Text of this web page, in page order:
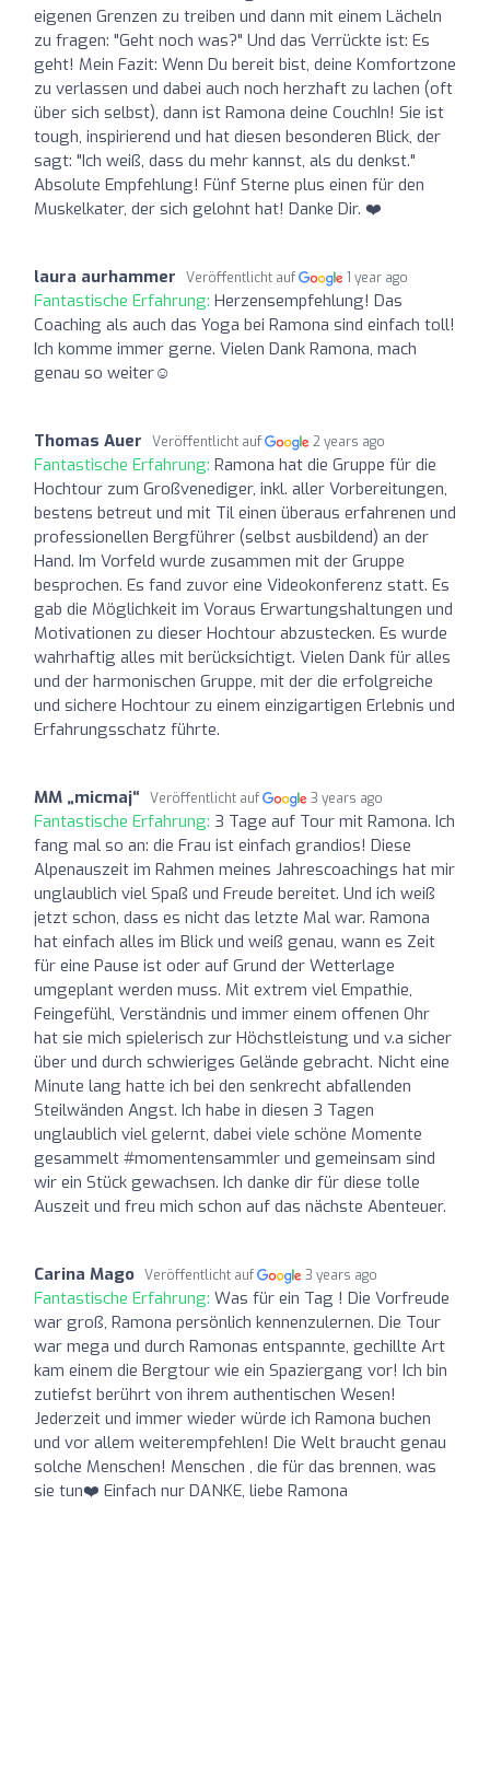
eigenen Grenzen zu treiben und dann mit einem Lächeln
zu fragen: "Geht noch was?" Und das Verrückte ist: Es
geht! Mein Fazit: Wenn Du bereit bist, deine Komfortzone
zu verlassen und dabei auch noch herzhaft zu lachen (oft
über sich selbst), dann ist Ramona deine CouchIn! Sie ist
tough, inspirierend und hat diesen besonderen Blick, der
sagt: "Ich weiß, dass du mehr kannst, als du denkst."
Absolute Empfehlung! Fünf Sterne plus einen für den
Muskelkater, der sich gelohnt hat! Danke Dir. ❤️
laura aurhammer Veröffentlicht auf 1 year ago
Fantastische Erfahrung: Herzensempfehlung! Das
Coaching als auch das Yoga bei Ramona sind einfach toll!
Ich komme immer gerne. Vielen Dank Ramona, mach
genau so weiter☺️
Thomas Auer Veröffentlicht auf 2 years ago
Fantastische Erfahrung: Ramona hat die Gruppe für die
Hochtour zum Großvenediger, inkl. aller Vorbereitungen,
bestens betreut und mit Til einen überaus erfahrenen und
professionellen Bergführer (selbst ausbildend) an der
Hand. Im Vorfeld wurde zusammen mit der Gruppe
besprochen. Es fand zuvor eine Videokonferenz statt. Es
gab die Möglichkeit im Voraus Erwartungshaltungen und
Motivationen zu dieser Hochtour abzustecken. Es wurde
wahrhaftig alles mit berücksichtigt. Vielen Dank für alles
und der harmonischen Gruppe, mit der die erfolgreiche
und sichere Hochtour zu einem einzigartigen Erlebnis und
Erfahrungsschatz führte.
MM „micmaj“ Veröffentlicht auf 3 years ago
Fantastische Erfahrung: 3 Tage auf Tour mit Ramona. Ich
fang mal so an: die Frau ist einfach grandios! Diese
Alpenauszeit im Rahmen meines Jahrescoachings hat mir
unglaublich viel Spaß und Freude bereitet. Und ich weiß
jetzt schon, dass es nicht das letzte Mal war. Ramona
hat einfach alles im Blick und weiß genau, wann es Zeit
für eine Pause ist oder auf Grund der Wetterlage
umgeplant werden muss. Mit extrem viel Empathie,
Feingefühl, Verständnis und immer einem offenen Ohr
hat sie mich spielerisch zur Höchstleistung und v.a sicher
über und durch schwieriges Gelände gebracht. Nicht eine
Minute lang hatte ich bei den senkrecht abfallenden
Steilwänden Angst. Ich habe in diesen 3 Tagen
unglaublich viel gelernt, dabei viele schöne Momente
gesammelt #momentensammler und gemeinsam sind
wir ein Stück gewachsen. Ich danke dir für diese tolle
Auszeit und freu mich schon auf das nächste Abenteuer.
Carina Mago Veröffentlicht auf 3 years ago
Fantastische Erfahrung: Was für ein Tag ! Die Vorfreude
war groß, Ramona persönlich kennenzulernen. Die Tour
war mega und durch Ramonas entspannte, gechillte Art
kam einem die Bergtour wie ein Spaziergang vor! Ich bin
zutiefst berührt von ihrem authentischen Wesen!
Jederzeit und immer wieder würde ich Ramona buchen
und vor allem weiterempfehlen! Die Welt braucht genau
solche Menschen! Menschen , die für das brennen, was
sie tun❤️ Einfach nur DANKE, liebe Ramona